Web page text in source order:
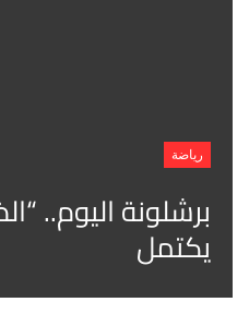
رياضة
برشلونة اليوم..
يكتمل